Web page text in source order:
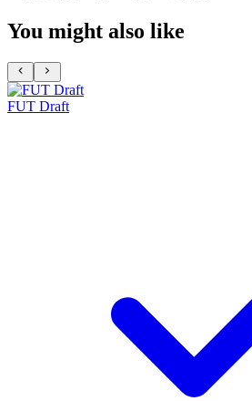
You might also like
FUT Draft